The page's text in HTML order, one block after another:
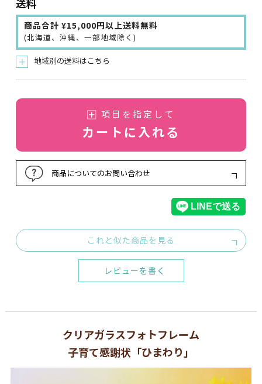
送料
商品合計 ¥15,000円以上送料無料
(北海道、沖縄、一部地域除く)
＋ 地域別の送料はこちら
項目を指定して
カートに入れる
商品についてのお問い合わせ
これと似た商品を見る
レビューを書く
クリアガラスフォトフレーム
子育て感謝状「ひまわり」